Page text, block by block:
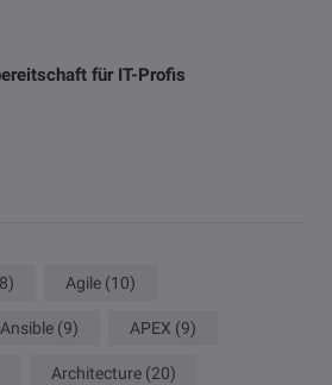
für IT-Profis
Agile (10)
Ansible (9) APEX (9)
Architecture (20)